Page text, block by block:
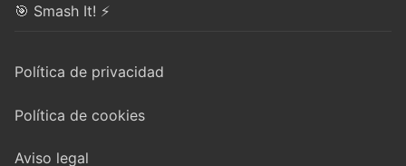
🎯 Smash It! ⚡
Política de privacidad
Política de cookies
Aviso legal